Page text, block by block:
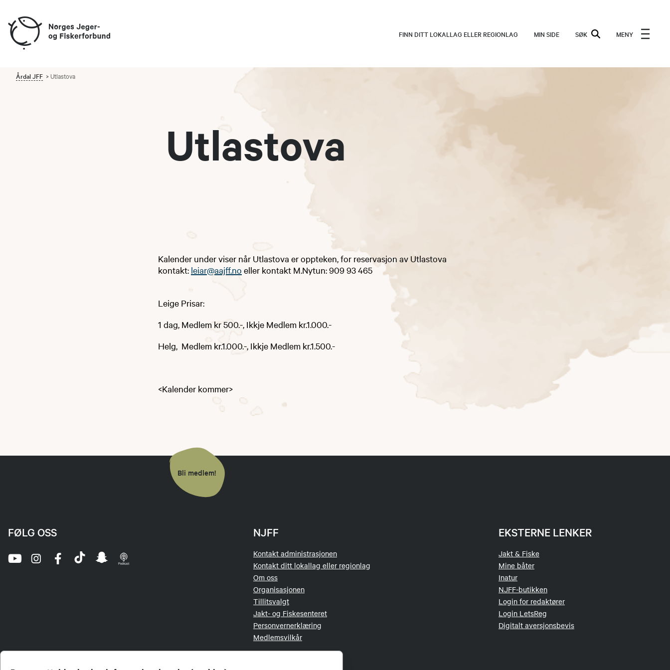
FINN DITT LOKALLAG ELLER REGIONLAG MIN SIDE SØK MENY
Årdal JFF Utlastova
Utlastova
​Kalender under viser når Utlastova er oppteken, for reservasjon av Utlastova
kontakt: leiar@aajff.no eller kontakt M.Nytun: ​​909 93 465
Leige Prisar:
1 dag, Medlem kr 500.-, Ikkje Medlem kr.1.000.-
Helg, Medlem kr.1.000.-, Ikkje Medlem kr.1.500.-
<Kalender kommer>
Bli medlem!
NJFF
Kontakt administrasjonen
Kontakt ditt lokallag eller regionlag
Om oss
Organisasjonen
Tillitsvalgt
Jakt- og Fiskesenteret
Personvernerklæring
Medlemsvilkår
EKSTERNE LENKER
Jakt & Fiske
Mine båter
Inatur
NJFF-butikken
Login for redaktører
Login LetsReg
Digitalt aversjonsbevis
FØLG OSS